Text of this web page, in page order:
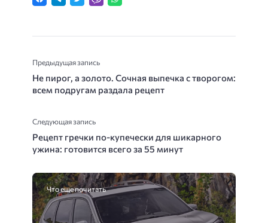
Предыдущая запись
Не пирог, а золото. Сочная выпечка с творогом:
всем подругам раздала рецепт
Следующая запись
Рецепт гречки по-купечески для шикарного
ужина: готовится всего за 55 минут
Что еще почитать